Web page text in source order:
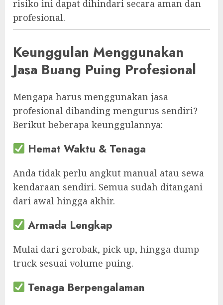
risiko ini dapat dihindari secara aman dan
profesional.
Keunggulan Menggunakan
Jasa Buang Puing Profesional
Mengapa harus menggunakan jasa
profesional dibanding mengurus sendiri?
Berikut beberapa keunggulannya:
Hemat Waktu & Tenaga
Anda tidak perlu angkut manual atau sewa
kendaraan sendiri. Semua sudah ditangani
dari awal hingga akhir.
Armada Lengkap
Mulai dari gerobak, pick up, hingga dump
truck sesuai volume puing.
Tenaga Berpengalaman